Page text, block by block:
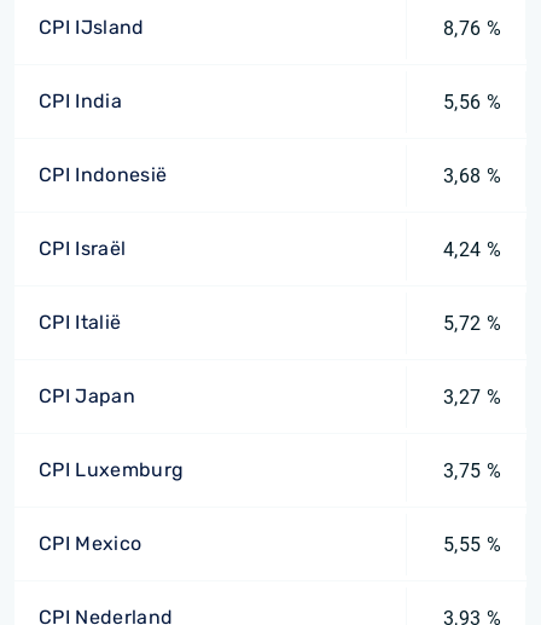
CPI IJsland 8,76 %
CPI India 5,56 %
CPI Indonesië 3,68 %
CPI Israël 4,24 %
CPI Italië 5,72 %
CPI Japan 3,27 %
CPI Luxemburg 3,75 %
CPI Mexico 5,55 %
CPI Nederland 3,93 %